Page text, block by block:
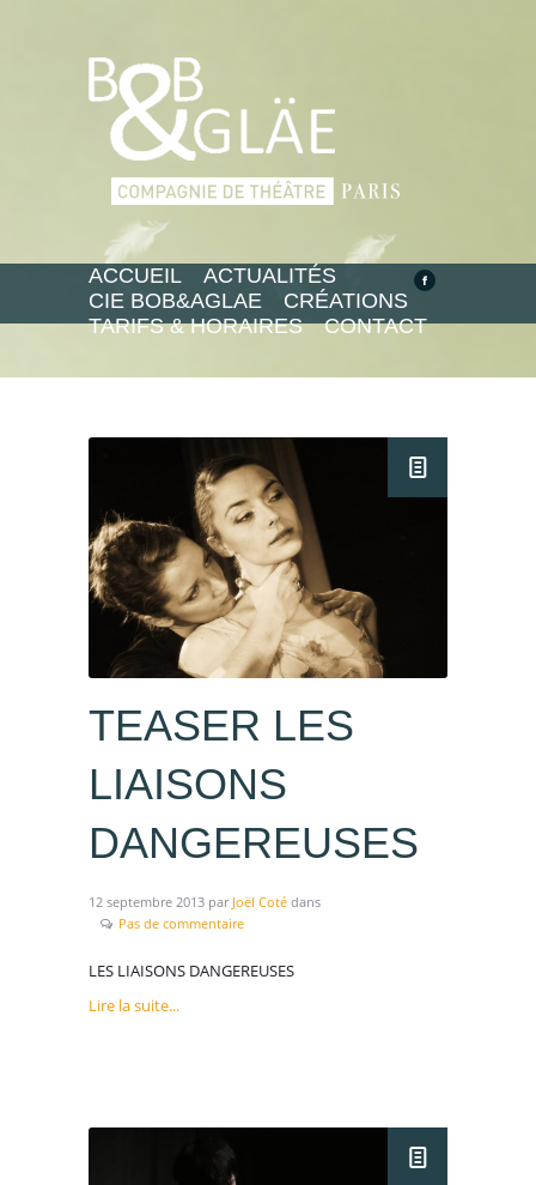
CONTACTEZ-NOUS
ACCUEIL
ACTUALITÉS
CIE BOB&AGLAE
CRÉATIONS
TARIFS & HORAIRES
CONTACT
TEASER LES
LIAISONS
DANGEREUSES
12 septembre 2013 par Joël Coté dans
Pas de commentaire
LES LIAISONS DANGEREUSES
Lire la suite...